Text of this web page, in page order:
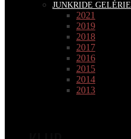
JUNKRIDE GELÉRIE
2021
2019
2018
2017
2016
2015
2014
2013